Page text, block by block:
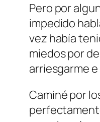
Pero por
impedido
vez había
miedos por
arriesgarme
Caminé por